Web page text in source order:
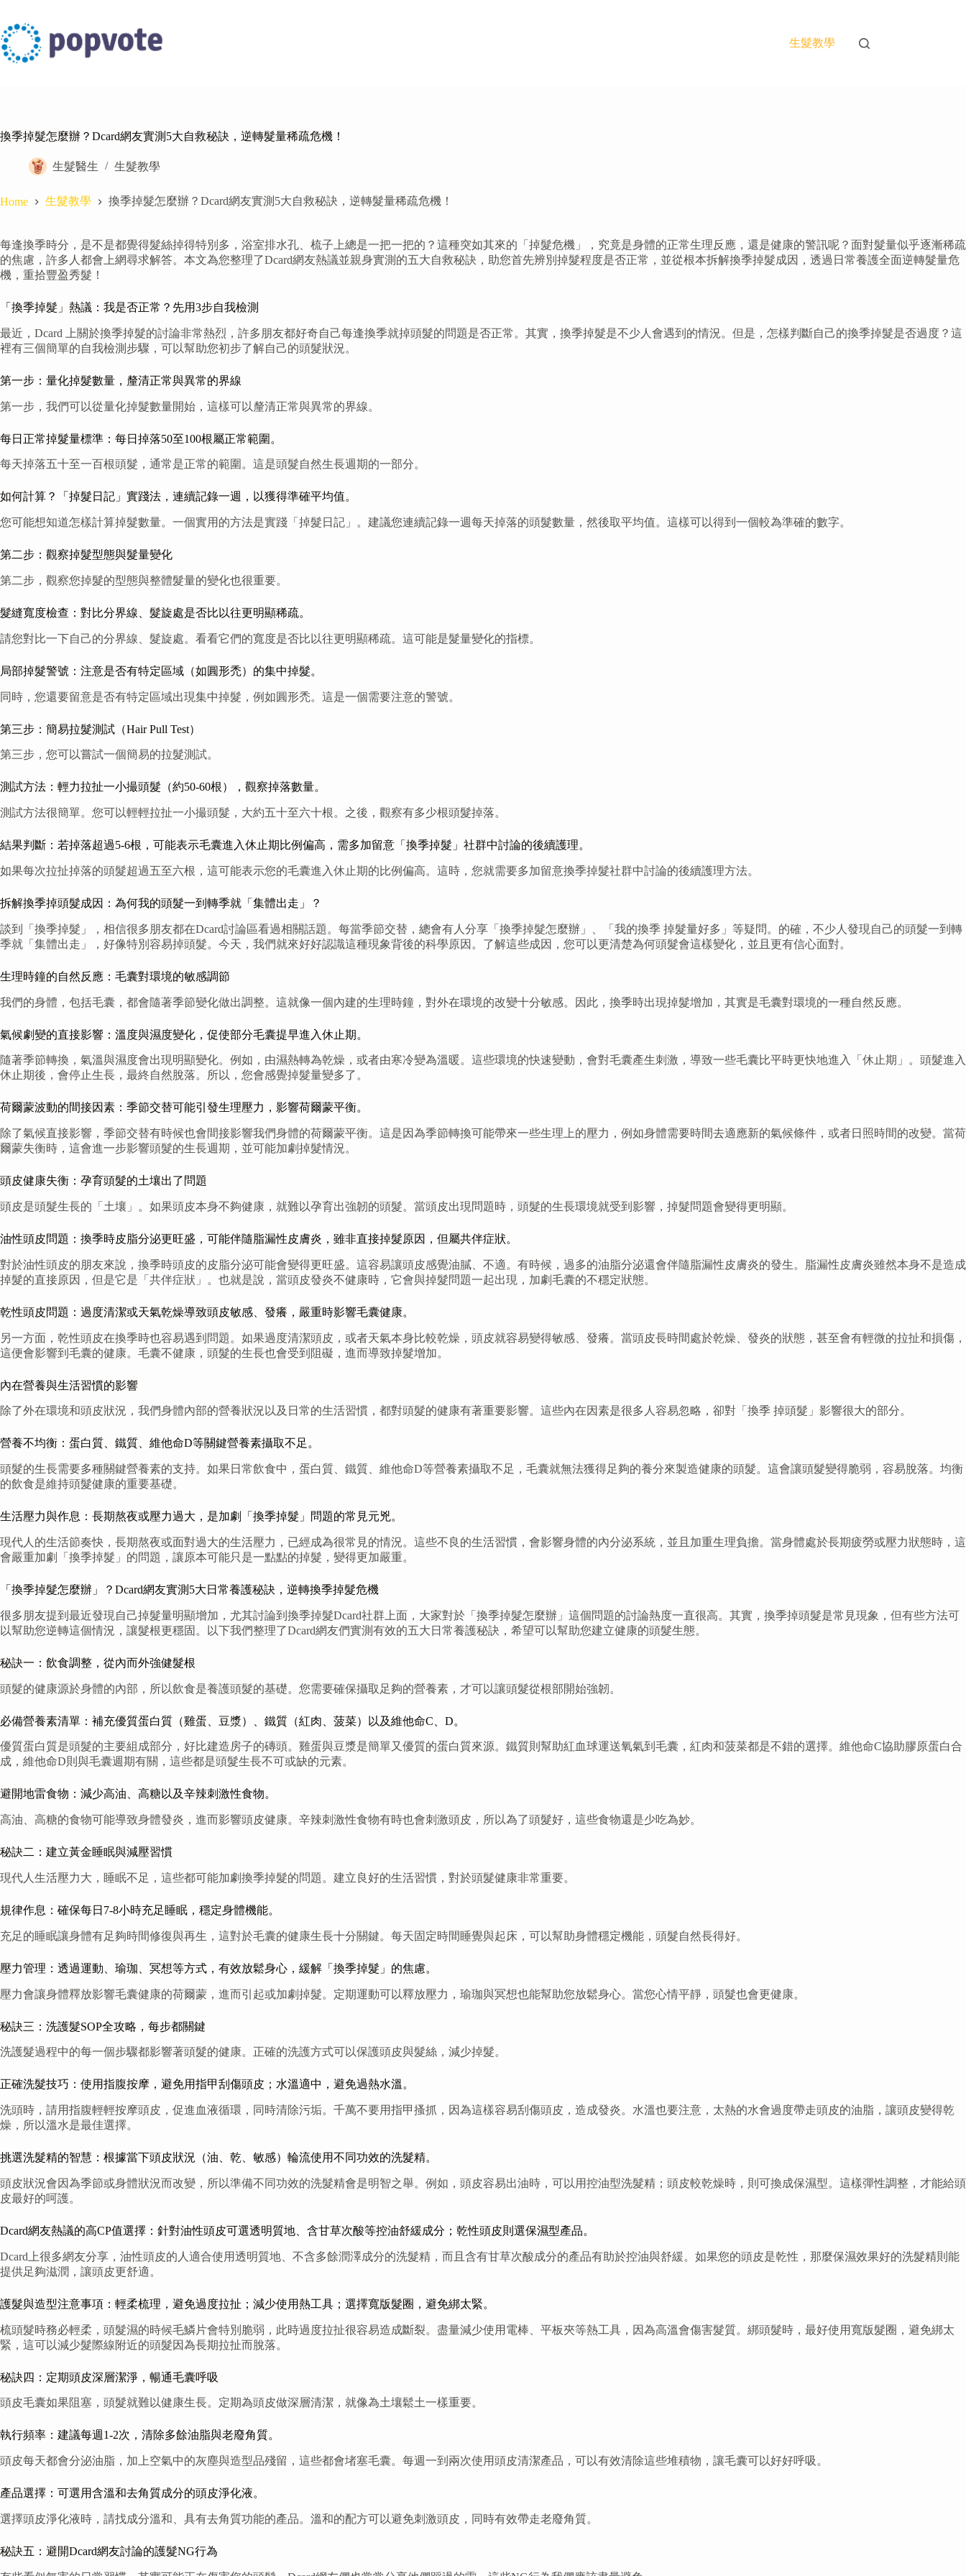
content
生髮教學
換季掉髮怎麼辦？Dcard網友實測5大自救秘訣，逆轉髮量稀疏危機！
生髮醫生 生髮教學
Home 生髮教學 換季掉髮怎麼辦？Dcard網友實測5大自救秘訣，逆轉髮量稀疏危機！
每逢換季時分，是不是都覺得髮絲掉得特別多，浴室排水孔、梳子上總是一把一把的？這種突如其來的「掉髮危機」，究竟是身體的正常生理反應，還是健康的警訊呢？面對髮量似乎逐漸稀疏
的焦慮，許多人都會上網尋求解答。本文為您整理了Dcard網友熱議並親身實測的五大自救秘訣，助您首先辨別掉髮程度是否正常，並從根本拆解換季掉髮成因，透過日常養護全面逆轉髮量危
機，重拾豐盈秀髮！
「換季掉髮」熱議：我是否正常？先用3步自我檢測
最近，Dcard 上關於換季掉髮的討論非常熱烈，許多朋友都好奇自己每逢換季就掉頭髮的問題是否正常。其實，換季掉髮是不少人會遇到的情況。但是，怎樣判斷自己的換季掉髮是否過度？這
裡有三個簡單的自我檢測步驟，可以幫助您初步了解自己的頭髮狀況。
第一步：量化掉髮數量，釐清正常與異常的界線
第一步，我們可以從量化掉髮數量開始，這樣可以釐清正常與異常的界線。
每日正常掉髮量標準：每日掉落50至100根屬正常範圍。
每天掉落五十至一百根頭髮，通常是正常的範圍。這是頭髮自然生長週期的一部分。
如何計算？「掉髮日記」實踐法，連續記錄一週，以獲得準確平均值。
您可能想知道怎樣計算掉髮數量。一個實用的方法是實踐「掉髮日記」。建議您連續記錄一週每天掉落的頭髮數量，然後取平均值。這樣可以得到一個較為準確的數字。
第二步：觀察掉髮型態與髮量變化
第二步，觀察您掉髮的型態與整體髮量的變化也很重要。
髮縫寬度檢查：對比分界線、髮旋處是否比以往更明顯稀疏。
請您對比一下自己的分界線、髮旋處。看看它們的寬度是否比以往更明顯稀疏。這可能是髮量變化的指標。
局部掉髮警號：注意是否有特定區域（如圓形禿）的集中掉髮。
同時，您還要留意是否有特定區域出現集中掉髮，例如圓形禿。這是一個需要注意的警號。
第三步：簡易拉髮測試（Hair Pull Test）
第三步，您可以嘗試一個簡易的拉髮測試。
測試方法：輕力拉扯一小撮頭髮（約50-60根），觀察掉落數量。
測試方法很簡單。您可以輕輕拉扯一小撮頭髮，大約五十至六十根。之後，觀察有多少根頭髮掉落。
結果判斷：若掉落超過5-6根，可能表示毛囊進入休止期比例偏高，需多加留意「換季掉髮」社群中討論的後續護理。
如果每次拉扯掉落的頭髮超過五至六根，這可能表示您的毛囊進入休止期的比例偏高。這時，您就需要多加留意換季掉髮社群中討論的後續護理方法。
拆解換季掉頭髮成因：為何我的頭髮一到轉季就「集體出走」？
談到「換季掉髮」，相信很多朋友都在Dcard討論區看過相關話題。每當季節交替，總會有人分享「換季掉髮怎麼辦」、「我的換季 掉髮量好多」等疑問。的確，不少人發現自己的頭髮一到轉
季就「集體出走」，好像特別容易掉頭髮。今天，我們就來好好認識這種現象背後的科學原因。了解這些成因，您可以更清楚為何頭髮會這樣變化，並且更有信心面對。
生理時鐘的自然反應：毛囊對環境的敏感調節
我們的身體，包括毛囊，都會隨著季節變化做出調整。這就像一個內建的生理時鐘，對外在環境的改變十分敏感。因此，換季時出現掉髮增加，其實是毛囊對環境的一種自然反應。
氣候劇變的直接影響：溫度與濕度變化，促使部分毛囊提早進入休止期。
隨著季節轉換，氣溫與濕度會出現明顯變化。例如，由濕熱轉為乾燥，或者由寒冷變為溫暖。這些環境的快速變動，會對毛囊產生刺激，導致一些毛囊比平時更快地進入「休止期」。頭髮進入
休止期後，會停止生長，最終自然脫落。所以，您會感覺掉髮量變多了。
荷爾蒙波動的間接因素：季節交替可能引發生理壓力，影響荷爾蒙平衡。
除了氣候直接影響，季節交替有時候也會間接影響我們身體的荷爾蒙平衡。這是因為季節轉換可能帶來一些生理上的壓力，例如身體需要時間去適應新的氣候條件，或者日照時間的改變。當荷
爾蒙失衡時，這會進一步影響頭髮的生長週期，並可能加劇掉髮情況。
頭皮健康失衡：孕育頭髮的土壤出了問題
頭皮是頭髮生長的「土壤」。如果頭皮本身不夠健康，就難以孕育出強韌的頭髮。當頭皮出現問題時，頭髮的生長環境就受到影響，掉髮問題會變得更明顯。
油性頭皮問題：換季時皮脂分泌更旺盛，可能伴隨脂漏性皮膚炎，雖非直接掉髮原因，但屬共伴症狀。
對於油性頭皮的朋友來說，換季時頭皮的皮脂分泌可能會變得更旺盛。這容易讓頭皮感覺油膩、不適。有時候，過多的油脂分泌還會伴隨脂漏性皮膚炎的發生。脂漏性皮膚炎雖然本身不是造成
掉髮的直接原因，但是它是「共伴症狀」。也就是說，當頭皮發炎不健康時，它會與掉髮問題一起出現，加劇毛囊的不穩定狀態。
乾性頭皮問題：過度清潔或天氣乾燥導致頭皮敏感、發癢，嚴重時影響毛囊健康。
另一方面，乾性頭皮在換季時也容易遇到問題。如果過度清潔頭皮，或者天氣本身比較乾燥，頭皮就容易變得敏感、發癢。當頭皮長時間處於乾燥、發炎的狀態，甚至會有輕微的拉扯和損傷，
這便會影響到毛囊的健康。毛囊不健康，頭髮的生長也會受到阻礙，進而導致掉髮增加。
內在營養與生活習慣的影響
除了外在環境和頭皮狀況，我們身體內部的營養狀況以及日常的生活習慣，都對頭髮的健康有著重要影響。這些內在因素是很多人容易忽略，卻對「換季 掉頭髮」影響很大的部分。
營養不均衡：蛋白質、鐵質、維他命D等關鍵營養素攝取不足。
頭髮的生長需要多種關鍵營養素的支持。如果日常飲食中，蛋白質、鐵質、維他命D等營養素攝取不足，毛囊就無法獲得足夠的養分來製造健康的頭髮。這會讓頭髮變得脆弱，容易脫落。均衡
的飲食是維持頭髮健康的重要基礎。
生活壓力與作息：長期熬夜或壓力過大，是加劇「換季掉髮」問題的常見元兇。
現代人的生活節奏快，長期熬夜或面對過大的生活壓力，已經成為很常見的情況。這些不良的生活習慣，會影響身體的內分泌系統，並且加重生理負擔。當身體處於長期疲勞或壓力狀態時，這
會嚴重加劇「換季掉髮」的問題，讓原本可能只是一點點的掉髮，變得更加嚴重。
「換季掉髮怎麼辦」？Dcard網友實測5大日常養護秘訣，逆轉換季掉髮危機
很多朋友提到最近發現自己掉髮量明顯增加，尤其討論到換季掉髮Dcard社群上面，大家對於「換季掉髮怎麼辦」這個問題的討論熱度一直很高。其實，換季掉頭髮是常見現象，但有些方法可
以幫助您逆轉這個情況，讓髮根更穩固。以下我們整理了Dcard網友們實測有效的五大日常養護秘訣，希望可以幫助您建立健康的頭髮生態。
秘訣一：飲食調整，從內而外強健髮根
頭髮的健康源於身體的內部，所以飲食是養護頭髮的基礎。您需要確保攝取足夠的營養素，才可以讓頭髮從根部開始強韌。
必備營養素清單：補充優質蛋白質（雞蛋、豆漿）、鐵質（紅肉、菠菜）以及維他命C、D。
優質蛋白質是頭髮的主要組成部分，好比建造房子的磚頭。雞蛋與豆漿是簡單又優質的蛋白質來源。鐵質則幫助紅血球運送氧氣到毛囊，紅肉和菠菜都是不錯的選擇。維他命C協助膠原蛋白合
成，維他命D則與毛囊週期有關，這些都是頭髮生長不可或缺的元素。
避開地雷食物：減少高油、高糖以及辛辣刺激性食物。
高油、高糖的食物可能導致身體發炎，進而影響頭皮健康。辛辣刺激性食物有時也會刺激頭皮，所以為了頭髮好，這些食物還是少吃為妙。
秘訣二：建立黃金睡眠與減壓習慣
現代人生活壓力大，睡眠不足，這些都可能加劇換季掉髮的問題。建立良好的生活習慣，對於頭髮健康非常重要。
規律作息：確保每日7-8小時充足睡眠，穩定身體機能。
充足的睡眠讓身體有足夠時間修復與再生，這對於毛囊的健康生長十分關鍵。每天固定時間睡覺與起床，可以幫助身體穩定機能，頭髮自然長得好。
壓力管理：透過運動、瑜珈、冥想等方式，有效放鬆身心，緩解「換季掉髮」的焦慮。
壓力會讓身體釋放影響毛囊健康的荷爾蒙，進而引起或加劇掉髮。定期運動可以釋放壓力，瑜珈與冥想也能幫助您放鬆身心。當您心情平靜，頭髮也會更健康。
秘訣三：洗護髮SOP全攻略，每步都關鍵
洗護髮過程中的每一個步驟都影響著頭髮的健康。正確的洗護方式可以保護頭皮與髮絲，減少掉髮。
正確洗髮技巧：使用指腹按摩，避免用指甲刮傷頭皮；水溫適中，避免過熱水溫。
洗頭時，請用指腹輕輕按摩頭皮，促進血液循環，同時清除污垢。千萬不要用指甲搔抓，因為這樣容易刮傷頭皮，造成發炎。水溫也要注意，太熱的水會過度帶走頭皮的油脂，讓頭皮變得乾
燥，所以溫水是最佳選擇。
挑選洗髮精的智慧：根據當下頭皮狀況（油、乾、敏感）輪流使用不同功效的洗髮精。
頭皮狀況會因為季節或身體狀況而改變，所以準備不同功效的洗髮精會是明智之舉。例如，頭皮容易出油時，可以用控油型洗髮精；頭皮較乾燥時，則可換成保濕型。這樣彈性調整，才能給頭
皮最好的呵護。
Dcard網友熱議的高CP值選擇：針對油性頭皮可選透明質地、含甘草次酸等控油舒緩成分；乾性頭皮則選保濕型產品。
Dcard上很多網友分享，油性頭皮的人適合使用透明質地、不含多餘潤澤成分的洗髮精，而且含有甘草次酸成分的產品有助於控油與舒緩。如果您的頭皮是乾性，那麼保濕效果好的洗髮精則能
提供足夠滋潤，讓頭皮更舒適。
護髮與造型注意事項：輕柔梳理，避免過度拉扯；減少使用熱工具；選擇寬版髮圈，避免綁太緊。
梳頭髮時務必輕柔，頭髮濕的時候毛鱗片會特別脆弱，此時過度拉扯很容易造成斷裂。盡量減少使用電棒、平板夾等熱工具，因為高溫會傷害髮質。綁頭髮時，最好使用寬版髮圈，避免綁太
緊，這可以減少髮際線附近的頭髮因為長期拉扯而脫落。
秘訣四：定期頭皮深層潔淨，暢通毛囊呼吸
頭皮毛囊如果阻塞，頭髮就難以健康生長。定期為頭皮做深層清潔，就像為土壤鬆土一樣重要。
執行頻率：建議每週1-2次，清除多餘油脂與老廢角質。
頭皮每天都會分泌油脂，加上空氣中的灰塵與造型品殘留，這些都會堵塞毛囊。每週一到兩次使用頭皮清潔產品，可以有效清除這些堆積物，讓毛囊可以好好呼吸。
產品選擇：可選用含溫和去角質成分的頭皮淨化液。
選擇頭皮淨化液時，請找成分溫和、具有去角質功能的產品。溫和的配方可以避免刺激頭皮，同時有效帶走老廢角質。
秘訣五：避開Dcard網友討論的護髮NG行為